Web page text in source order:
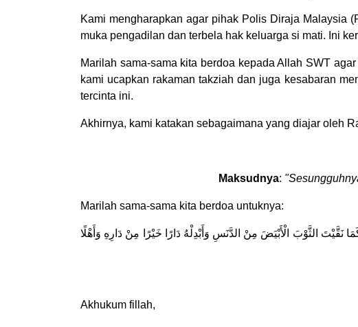
Kami mengharapkan agar pihak Polis Diraja Malaysia
muka pengadilan dan terbela hak keluarga si mati. Ini
Marilah sama-sama kita berdoa kepada Allah SWT
kami ucapkan rakaman takziah dan juga kesabaran
tercinta ini.
Akhirnya, kami katakan sebagaimana yang diajar oleh
Maksudnya:
Marilah sama-sama kita berdoa untuknya:
نَقَّيْتَ الثَّوْبَ الْأَبْيَضَ مِنْ الدَّنَسِ وَأَبْدِلْهُ دَارًا خَيْرًا مِنْ دَارِهِ وَأَهْلًا
Akhukum fillah,